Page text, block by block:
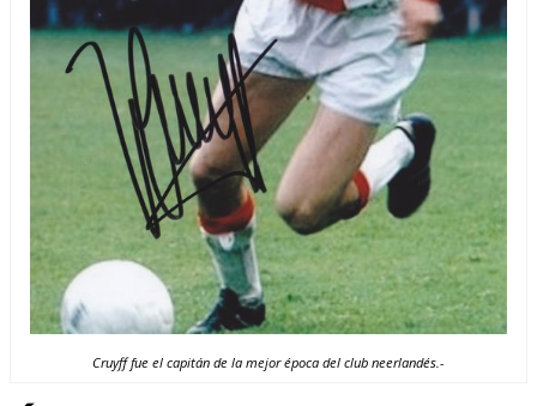
Cruyff fue el capitán de la mejor época del club neerlandés.-